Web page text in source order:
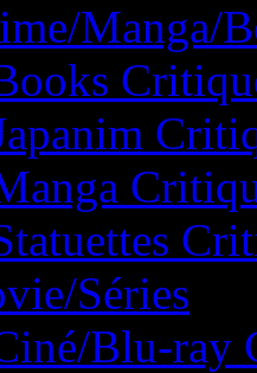
Manga/
Séries
Blu-ray